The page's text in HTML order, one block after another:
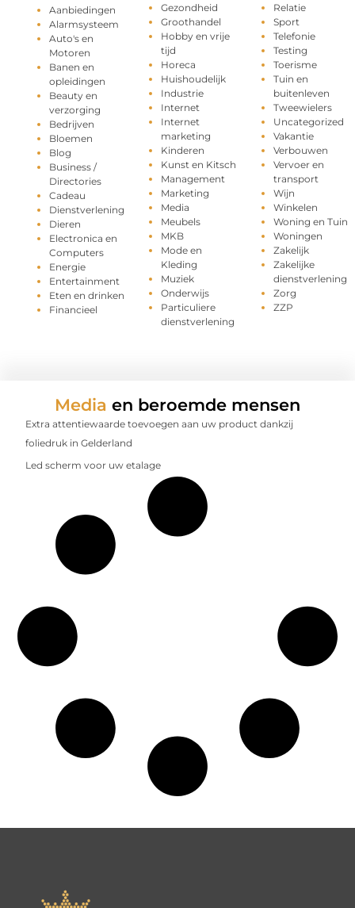
Aanbiedingen
Alarmsysteem
Auto's en
Motoren
Banen en
opleidingen
Beauty en
verzorging
Bedrijven
Bloemen
Blog
Business /
Directories
Cadeau
Dienstverlening
Dieren
Electronica en
Computers
Energie
Entertainment
Eten en drinken
Financieel
Gezondheid
Groothandel
Hobby en vrije
tijd
Horeca
Huishoudelijk
Industrie
Internet
Internet
marketing
Kinderen
Kunst en Kitsch
Management
Marketing
Media
Meubels
MKB
Mode en
Kleding
Muziek
Onderwijs
Particuliere
dienstverlening
Relatie
Sport
Telefonie
Testing
Toerisme
Tuin en
buitenleven
Tweewielers
Uncategorized
Vakantie
Verbouwen
Vervoer en
transport
Wijn
Winkelen
Woning en Tuin
Woningen
Zakelijk
Zakelijke
dienstverlening
Zorg
ZZP
Media en beroemde mensen
Extra attentiewaarde toevoegen aan uw product dankzij
foliedruk in Gelderland
Led scherm voor uw etalage